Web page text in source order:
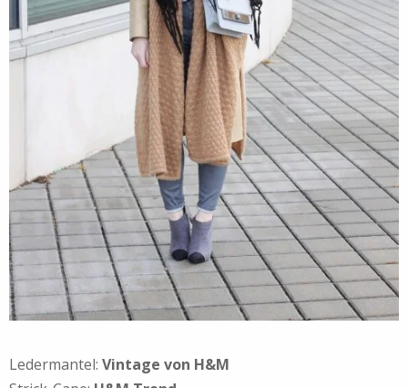
Ledermantel: Vintage von H&M